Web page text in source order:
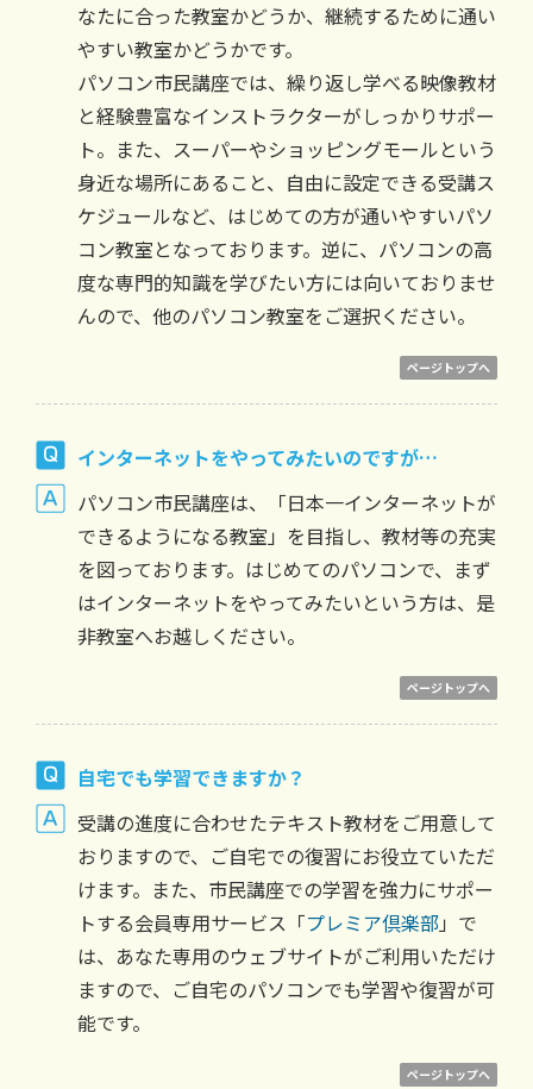
なたに合った教室かどうか、継続するために通い
やすい教室かどうかです。
パソコン市民講座では、繰り返し学べる映像教材
と経験豊富なインストラクターがしっかりサポー
ト。また、スーパーやショッピングモールという
身近な場所にあること、自由に設定できる受講ス
ケジュールなど、はじめての方が通いやすいパソ
コン教室となっております。逆に、パソコンの高
度な専門的知識を学びたい方には向いておりませ
んので、他のパソコン教室をご選択ください。
ページトップへ
インターネットをやってみたいのですが…
パソコン市民講座は、「日本一インターネットが
できるようになる教室」を目指し、教材等の充実
を図っております。はじめてのパソコンで、まず
はインターネットをやってみたいという方は、是
非教室へお越しください。
ページトップへ
自宅でも学習できますか？
受講の進度に合わせたテキスト教材をご用意して
おりますので、ご自宅での復習にお役立ていただ
けます。また、市民講座での学習を強力にサポー
トする会員専用サービス「プレミア倶楽部」で
は、あなた専用のウェブサイトがご利用いただけ
ますので、ご自宅のパソコンでも学習や復習が可
能です。
ページトップへ